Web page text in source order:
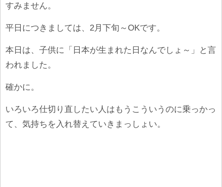
すみません。
平日につきましては、2月下旬～OKです。
本日は、子供に「日本が生まれた日なんでしょ～」と言
われました。
確かに。
いろいろ仕切り直したい人はもうこういうのに乗っかっ
て、気持ちを入れ替えていきまっしょい。